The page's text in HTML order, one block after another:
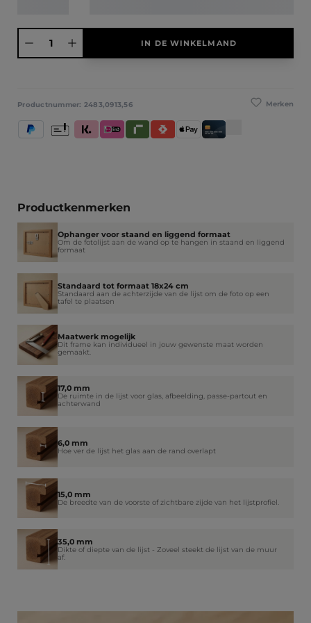
Producthoeveelheid: Voer de gewenste hoeveelheid in of gebruik de
IN DE WINKELMAND
Merken
Productnummer: 2483,0913,56
PayPal Klarna (Achteraf betalen / In delen betalen / Direct
iDeal IN3RivertySatispayApple PayCreditcard / Betaalpas
Vooruitbetaling
Productkenmerken
Ophanger voor staand en liggend formaat
Om de fotolijst aan de wand op te hangen in staand en liggend
formaat
Standaard tot formaat 18x24 cm
Standaard aan de achterzijde van de lijst om de foto op een
tafel te plaatsen
Maatwerk mogelijk
Dit frame kan individueel in jouw gewenste maat worden
gemaakt.
17,0 mm
De ruimte in de lijst voor glas, afbeelding, passe-partout en
achterwand
6,0 mm
Hoe ver de lijst het glas aan de rand overlapt
15,0 mm
De breedte van de voorste of zichtbare zijde van het lijstprofiel.
35,0 mm
Dikte of diepte van de lijst - Zoveel steekt de lijst van de muur
af.